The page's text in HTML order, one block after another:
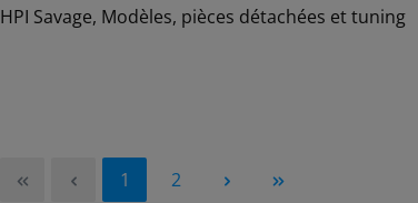
HPI Savage, Modèles, pièces détachées et tuning
Page
1 Page
2